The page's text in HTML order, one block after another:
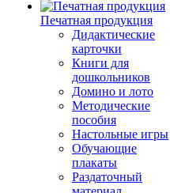
Печатная продукция
Дидактические
карточки
Книги для
дошкольников
Домино и лото
Методические
пособия
Настольные игры
Обучающие
плакаты
Раздаточный